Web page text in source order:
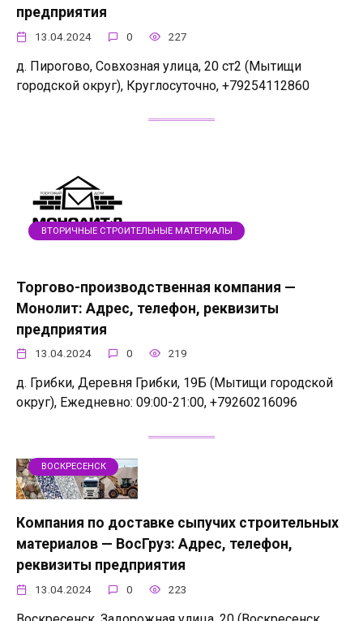
предприятия
13.04.2024 0 227
д. Пирогово, Совхозная улица, 20 ст2 (Мытищи
городской округ), Круглосуточно, +79254112860
ВТОРИЧНЫЕ СТРОИТЕЛЬНЫЕ МАТЕРИАЛЫ
Торгово-производственная компания —
Монолит: Адрес, телефон, реквизиты
предприятия
13.04.2024 0 219
д. Грибки, Деревня Грибки, 19Б (Мытищи городской
округ), Ежедневно: 09:00-21:00, +79260216096
ВОСКРЕСЕНСК
Компания по доставке сыпучих строительных
материалов — ВосГруз: Адрес, телефон,
реквизиты предприятия
13.04.2024 0 223